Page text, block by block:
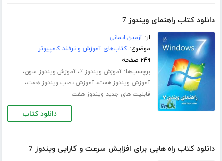
دانلود کتاب راهنمای ویندوز 7
از:آرمین ایمانی
موضوع:کتاب‌های آموزش و ترفند کامپیوتر
۲۴۹ صفحه
برچسب‌ها:آموزش ویندوز 7 ،آموزش ویندوز سون،
آموزش ویندوز هفت،آموزش نصب ویندوز هفت،
قابلیت های جدید ویندوز هفت
دانلود کتاب
دانلود کتاب راه هایی برای افزایش سرعت و کارایی ویندوز 7